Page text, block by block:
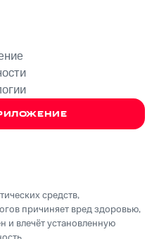
средств,
причиняет вред здоровью,
и влечёт установленную